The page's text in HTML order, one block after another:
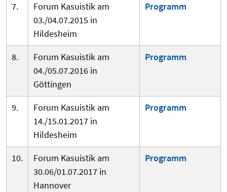
7.
Forum Kasuistik am
03./04.07.2015 in
Hildesheim
Programm
8.
Forum Kasuistik am
04./05.07.2016 in
Göttingen
Programm
9.
Forum Kasuistik am
14./15.01.2017 in
Hildesheim
Programm
10.
Forum Kasuistik am
30.06/01.07.2017 in
Hannover
Programm